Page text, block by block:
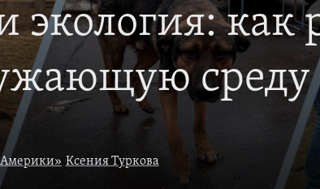
экология: как
среду
Америки» Ксения Туркова